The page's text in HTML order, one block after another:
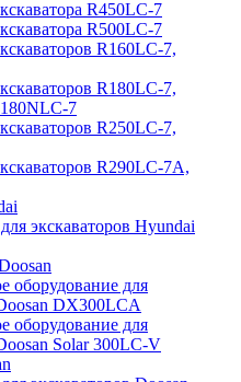
R450LC-7
R500LC-7
R160LC-7,
R180LC-7,
7
R250LC-7,
R290LC-7A,
экскаваторов Hyundai
оборудование для
DX300LCA
оборудование для
Solar 300LC-V